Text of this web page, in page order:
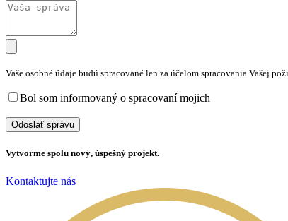
Vaše osobné údaje budú spracované len za účelom spracovania Vašej
Bol som informovaný o spracovaní mojich
Vytvorme spolu nový, úspešný projekt.
Kontaktujte nás